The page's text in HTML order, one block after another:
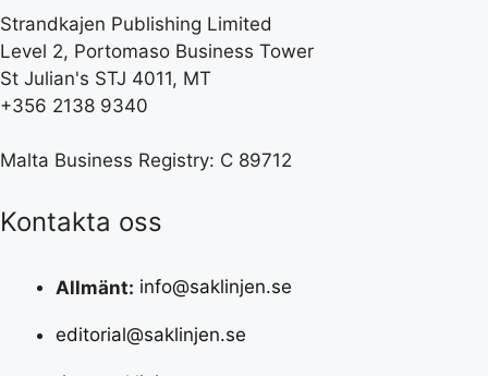
Strandkajen Publishing Limited
Level 2, Portomaso Business Tower
St Julian's STJ 4011, MT
+356 2138 9340
Malta Business Registry: C 89712
Kontakta oss
Allmänt: info@saklinjen.se
editorial@saklinjen.se